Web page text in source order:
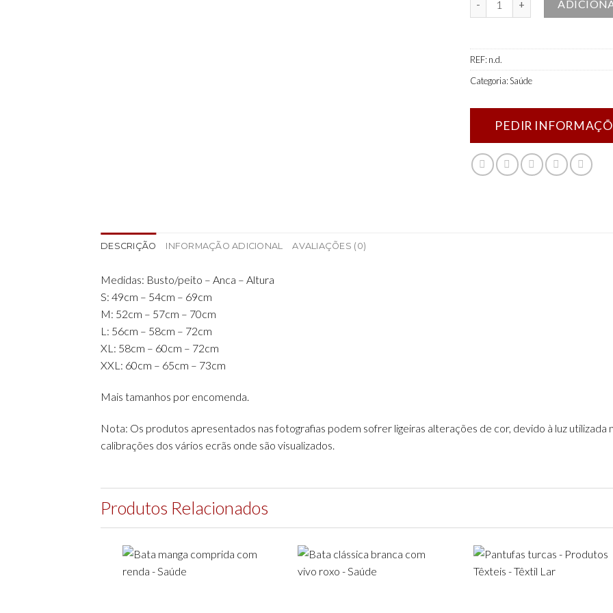
REF: n.d.
Categoria:Saúde
DESCRIÇÃO INFORMAÇÃO ADICIONAL AVALIAÇÕES (0)
Medidas: Busto/peito – Anca – Altura
S: 49cm – 54cm – 69cm
M: 52cm – 57cm – 70cm
L: 56cm – 58cm – 72cm
XL: 58cm – 60cm – 72cm
XXL: 60cm – 65cm – 73cm
Mais tamanhos por encomenda.
Nota: Os produtos apresentados nas fotografias podem sofrer ligeiras alterações de cor, devido à luz
calibrações dos vários ecrãs onde são visualizados.
Produtos Relacionados